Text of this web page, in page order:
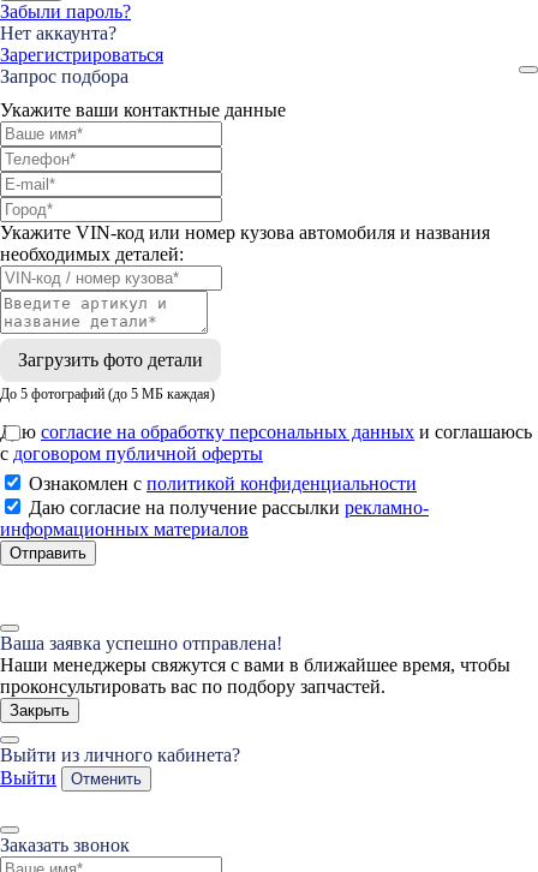
Забыли пароль?
Нет аккаунта?
Зарегистрироваться
Запрос подбора
Укажите ваши контактные данные
Укажите VIN-код или номер кузова автомобиля и названия
необходимых деталей:
Загрузить фото детали
До 5 фотографий (до 5 МБ каждая)
Даю согласие на обработку персональных данных и соглашаюсь
с договором публичной оферты
Ознакомлен с политикой конфиденциальности
Даю согласие на получение рассылки рекламно-
информационных материалов
Отправить
Ваша заявка успешно отправлена!
Наши менеджеры свяжутся с вами в ближайшее время, чтобы
проконсультировать вас по подбору запчастей.
Закрыть
Выйти из личного кабинета?
Выйти
Отменить
Заказать звонок